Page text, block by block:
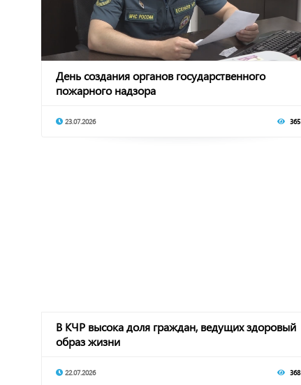
День создания органов государственного
пожарного надзора
23.07.2026 365
В КЧР высока доля граждан, ведущих здоровый
образ жизни
22.07.2026 368